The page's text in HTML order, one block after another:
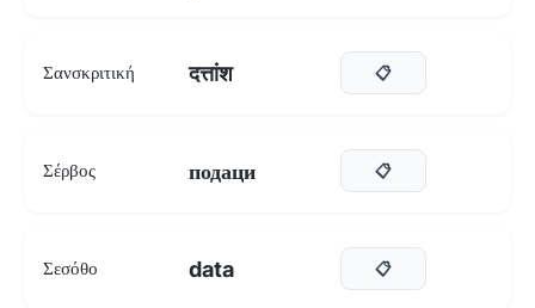
Σανσκριτική दत्तांश 📋
Σέρβος подаци 📋
Σεσόθο data 📋